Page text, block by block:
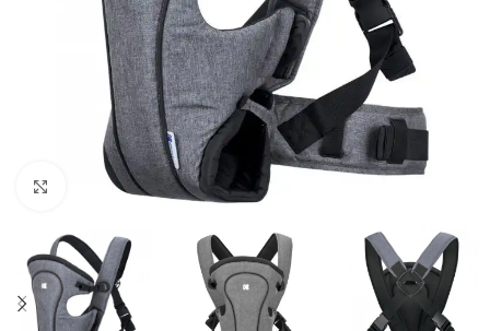
Click to enlarge